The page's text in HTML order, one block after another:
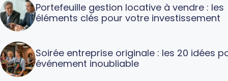
Portefeuille gestion locative à vendre : les
éléments clés pour votre investissement
Soirée entreprise originale : les 20 idées
événement inoubliable